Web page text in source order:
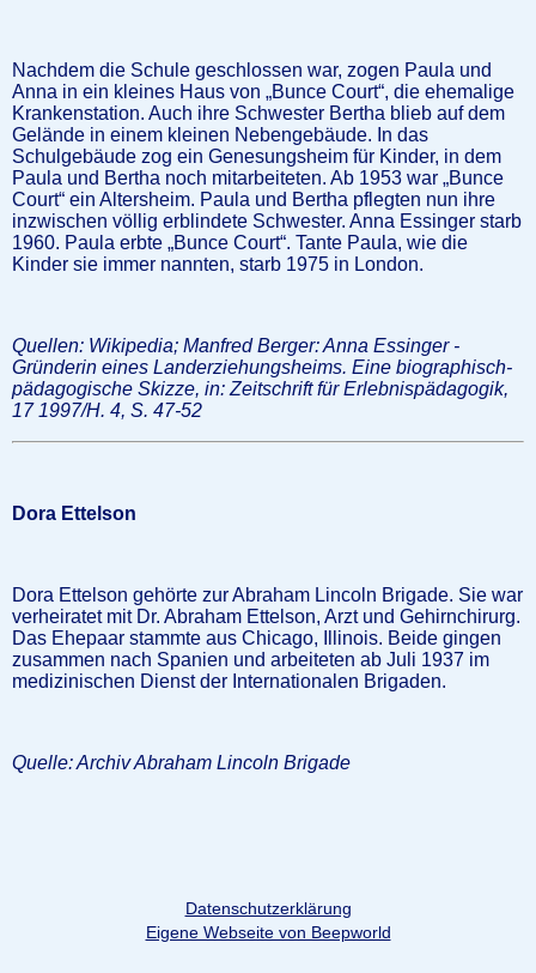
Nachdem die Schule geschlossen war, zogen Paula und
Anna in ein kleines Haus von „Bunce Court“, die ehemalige
Krankenstation. Auch ihre Schwester Bertha blieb auf dem
Gelände in einem kleinen Nebengebäude. In das
Schulgebäude zog ein Genesungsheim für Kinder, in dem
Paula und Bertha noch mitarbeiteten. Ab 1953 war „Bunce
Court“ ein Altersheim. Paula und Bertha pflegten nun ihre
inzwischen völlig erblindete Schwester. Anna Essinger starb
1960. Paula erbte „Bunce Court“. Tante Paula, wie die
Kinder sie immer nannten, starb 1975 in London.
Quellen: Wikipedia; Manfred Berger: Anna Essinger -
Gründerin eines Landerziehungsheims. Eine biographisch-
pädagogische Skizze, in: Zeitschrift für Erlebnispädagogik,
17 1997/H. 4, S. 47-52
Dora Ettelson
Dora Ettelson gehörte zur Abraham Lincoln Brigade. Sie war
verheiratet mit Dr. Abraham Ettelson, Arzt und Gehirnchirurg.
Das Ehepaar stammte aus Chicago, Illinois. Beide gingen
zusammen nach Spanien und arbeiteten ab Juli 1937 im
medizinischen Dienst der Internationalen Brigaden.
Quelle: Archiv Abraham Lincoln Brigade
Datenschutzerklärung
Eigene Webseite von Beepworld